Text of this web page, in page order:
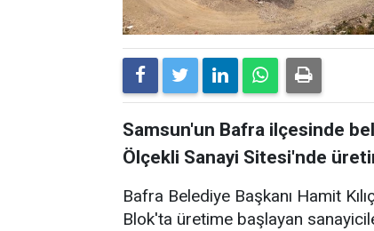
Samsun'un Bafra ilçesinde
Ölçekli Sanayi Sitesi'nde
Bafra Belediye Başkanı Hamit
Blok'ta üretime başlayan